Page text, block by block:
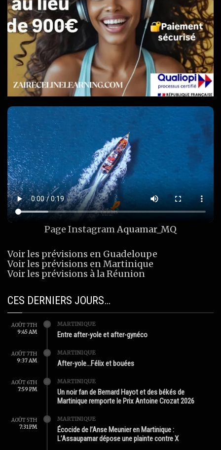
Page InstagramAquamar_MQ
Voir les prévisions en Guadeloupe
Voir les prévisions en Martinique
Voir les prévisions à la Réunion
CES DERNIERS JOURS…
AOÛT 7TH
9:45 AM
MARTINIQUE
Entre after-yole et after-gynéco
AOÛT 7TH
9:37 AM
MARTINIQUE
After-yole…Félix et bouées
AOÛT 6TH
7:59 PM
MARTINIQUE
Un noir fan de Bernard Hayot et des békés de
Martinique remporte le Prix Antoine Crozat 2026
AOÛT 5TH
7:31 PM
MARTINIQUE
Écocide de l’Anse Meunier en Martinique :
L’Assaupamar dépose une plainte contre X